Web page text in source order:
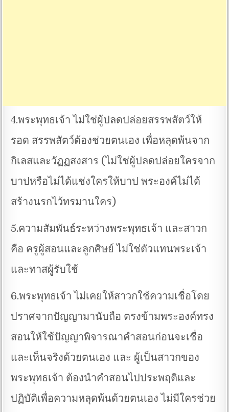
4.พระพุทธเจ้า ไม่ใช่ผู้ปลดปล่อยสรรพสัตว์ให้
รอด สรรพสัตว์ต้องช่วยตนเอง เพื่อหลุดพ้นจาก
กิเลสและวัฏฏสงสาร (ไม่ใช่ผู้ปลดปล่อยใครจาก
บาปหรือไม่ได้แช่งใครให้บาป พระองค์ไม่ได้
สร้างนรกไว้ทรมานใคร)
5.ความสัมพันธ์ระหว่างพระพุทธเจ้า และสาวก
คือ ครูผู้สอนและลูกศิษย์ ไม่ใช่ตัวแทนพระเจ้า
และทาสผู้รับใช้
6.พระพุทธเจ้า ไม่เคยให้สาวกใช้ความเชื่อโดย
ปราศจากปัญญามานับถือ ตรงข้ามพระองค์ทรง
สอนให้ใช้ปัญญาพิจารณาคำสอนก่อนจะเชื่อ
และเห็นจริงด้วยตนเอง และ ผู้เป็นสาวกของ
พระพุทธเจ้า ต้องนำคำสอนไปประพฤติและ
ปฏิบัติเพื่อความหลุดพ้นด้วยตนเอง ไม่มีใครช่วย